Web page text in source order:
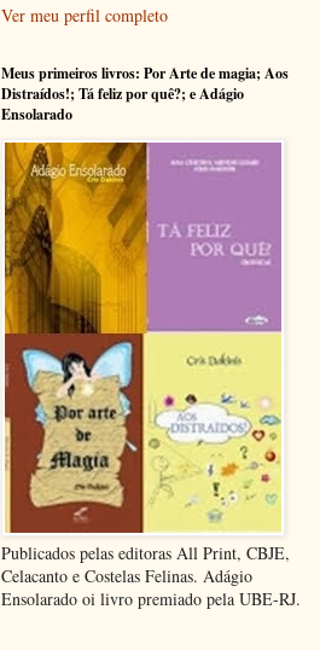
Ver meu perfil completo
Meus primeiros livros: Por Arte de magia; Aos
Distraídos!; Tá feliz por quê?; e Adágio
Ensolarado
Publicados pelas editoras All Print, CBJE,
Celacanto e Costelas Felinas. Adágio
Ensolarado oi livro premiado pela UBE-RJ.